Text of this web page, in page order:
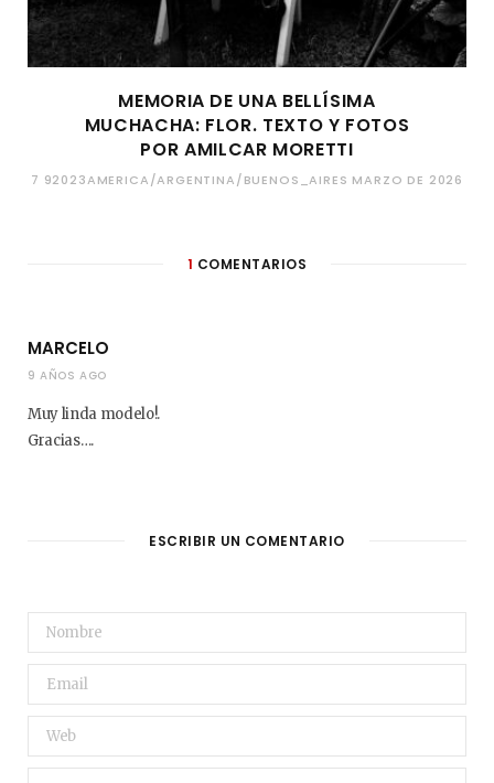
MEMORIA DE UNA BELLÍSIMA
MUCHACHA: FLOR. TEXTO Y FOTOS
POR AMILCAR MORETTI
7 92023AMERICA/ARGENTINA/BUENOS_AIRES MARZO DE 2026
1 COMENTARIOS
MARCELO
9 AÑOS AGO
Muy linda modelo!.
Gracias….
ESCRIBIR UN COMENTARIO